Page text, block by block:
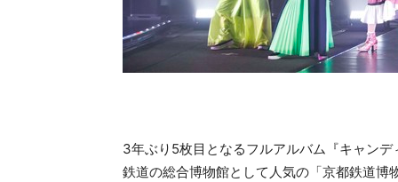
3年ぶり5枚目となるフルアルバム『キャンデ
鉄道の総合博物館として人気の「京都鉄道博